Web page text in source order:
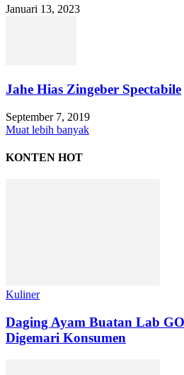
Januari 13, 2023
Jahe Hias Zingeber Spectabile
September 7, 2019
Muat lebih banyak
KONTEN HOT
Kuliner
Daging Ayam Buatan Lab
Digemari Konsumen